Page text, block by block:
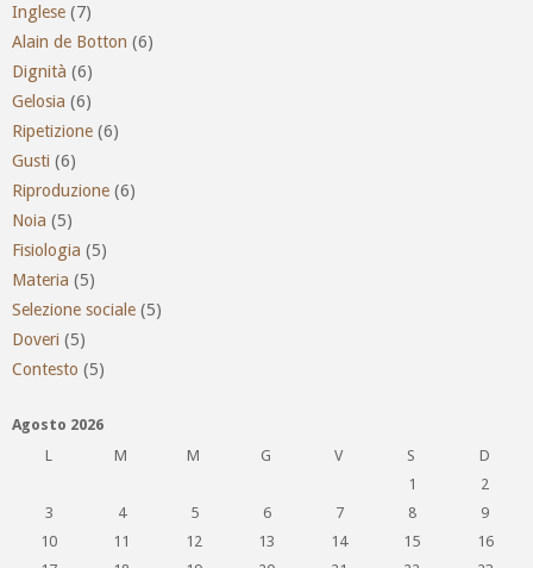
Inglese (7)
Alain de Botton (6)
Dignità (6)
Gelosia (6)
Ripetizione (6)
Gusti (6)
Riproduzione (6)
Noia (5)
Fisiologia (5)
Materia (5)
Selezione sociale (5)
Doveri (5)
Contesto (5)
Agosto 2026
L
M M G V S
D
1
2
3
4 5 6 7 8
9
10
11 12 13 14 15
16